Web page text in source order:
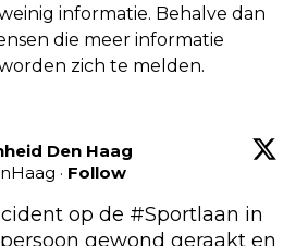
informatie. Behalve dan
die meer informatie
zich te melden.
Den Haag
· Follow
op de #Sportlaan
gewond geraakt en